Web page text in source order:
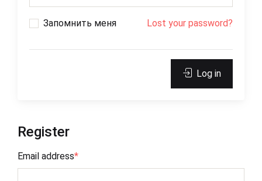
Запомнить меня Lost your password?
Log in
Register
Email address*